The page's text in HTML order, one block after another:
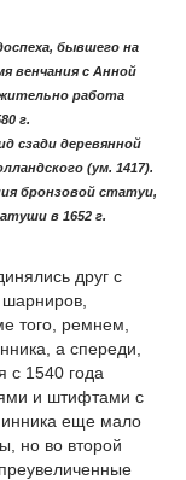
бывшего на
венчания с Анной
работа
г.
сзади деревянной
(ум. 1417).
бронзовой статуи,
в 1652 г.
друг с
того, ремнем,
а спереди,
с 1540 года
и штифтами с
еще мало
но во второй